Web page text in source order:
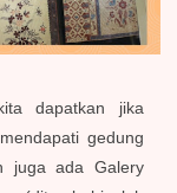
dapatkan jika
gedung
juga ada Galery